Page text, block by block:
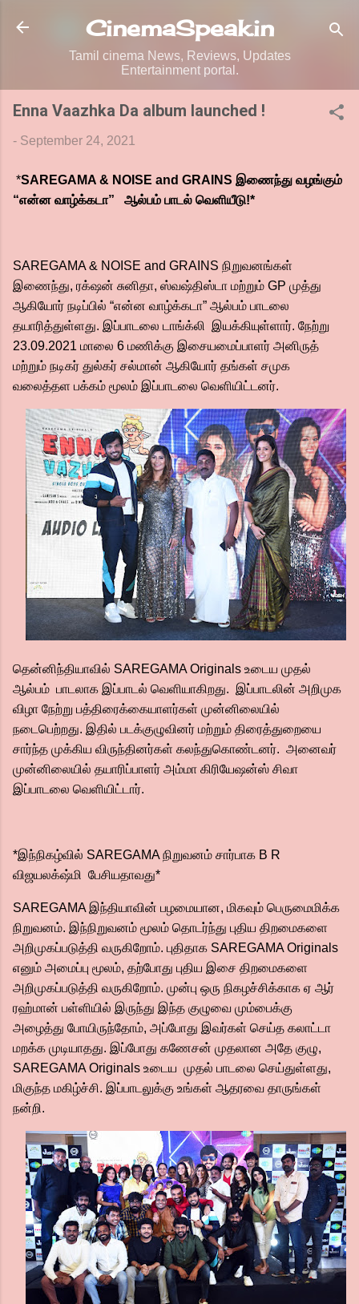
Skip to main content
CinemaSpeak.in
Tamil cinema News, Reviews, Updates
Entertainment portal.
Enna Vaazhka Da album launched !
- September 24, 2021
*SAREGAMA & NOISE and GRAINS இணைந்து வழங்கும்
“என்ன வாழ்க்கடா” ஆல்பம் பாடல் வெளியீடு!*
SAREGAMA & NOISE and GRAINS நிறுவனங்கள்
இணைந்து, ரக்‌ஷன் சுனிதா, ஸ்வஷ்திஸ்டா மற்றும் GP முத்து
ஆகியோர் நடிப்பில் “என்ன வாழ்க்கடா” ஆல்பம் பாடலை
தயாரித்துள்ளது. இப்பாடலை டாங்க்லி இயக்கியுள்ளார். நேற்று
23.09.2021 மாலை 6 மணிக்கு இசையமைப்பாளர் அனிருத்
மற்றும் நடிகர் துல்கர் சல்மான் ஆகியோர் தங்கள் சமுக
வலைத்தள பக்கம் மூலம் இப்பாடலை வெளியிட்டனர்.
தென்னிந்தியாவில் SAREGAMA Originals உடைய முதல்
ஆல்பம் பாடலாக இப்பாடல் வெளியாகிறது. இப்பாடலின் அறிமுக
விழா நேற்று பத்திரைக்கையாளர்கள் முன்னிலையில்
நடைபெற்றது. இதில் படக்குழுவினர் மற்றும் திரைத்துறையை
சார்ந்த முக்கிய விருந்தினர்கள் கலந்துகொண்டனர். அனைவர்
முன்னிலையில் தயாரிப்பாளர் அம்மா கிரியேஷன்ஸ் சிவா
இப்பாடலை வெளியிட்டார்.
*இந்நிகழ்வில் SAREGAMA நிறுவனம் சார்பாக B R
விஜயலக்‌ஷ்மி பேசியதாவது*
SAREGAMA இந்தியாவின் பழமையான, மிகவும் பெருமைமிக்க
நிறுவனம். இந்நிறுவனம் மூலம் தொடர்ந்து புதிய திறமைகளை
அறிமுகப்படுத்தி வருகிறோம். புதிதாக SAREGAMA Originals
எனும் அமைப்பு மூலம், தற்போது புதிய இசை திறமைகளை
அறிமுகப்படுத்தி வருகிறோம். முன்பு ஒரு நிகழச்சிக்காக ஏ ஆர்
ரஹ்மான் பள்ளியில் இருந்து இந்த குழுவை மும்பைக்கு
அழைத்து போயிருந்தோம், அப்போது இவர்கள் செய்த கலாட்டா
மறக்க முடியாதது. இப்போது கணேசன் முதலான அதே குழு,
SAREGAMA Originals உடைய முதல் பாடலை செய்துள்ளது,
மிகுந்த மகிழ்ச்சி. இப்பாடலுக்கு உங்கள் ஆதரவை தாருங்கள்
நன்றி.